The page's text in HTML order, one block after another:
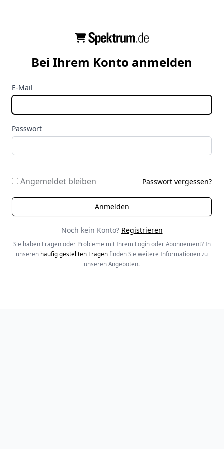
Bei Ihrem Konto anmelden
E-Mail
Passwort
Angemeldet bleiben Passwort vergessen?
Noch kein Konto? Registrieren
Sie haben Fragen oder Probleme mit Ihrem Login oder Abonnement? In
unseren häufig gestellten Fragen finden Sie weitere Informationen zu
unseren Angeboten.